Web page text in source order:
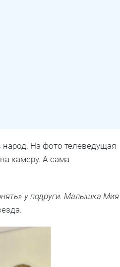
На фото телеведущая
камеру. А сама
у подруги. Малышка Мия